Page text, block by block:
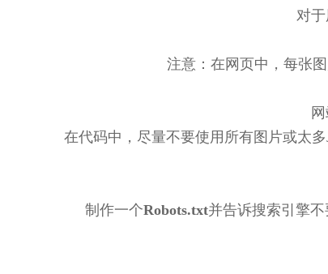
对
注意：在网页中，每张
在代码中，尽量不要使用所有图片或太
制作一个Robots.txt并告诉搜索引擎不